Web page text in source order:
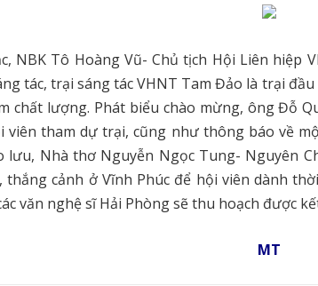
NBK Tô Hoàng Vũ- Chủ tịch Hội Liên hiệp
tác, trại sáng tác VHNT Tam Đảo là trại
chất lượng. Phát biểu chào mừng, ông Đỗ
viên tham dự trại, cũng như thông báo về
lưu, Nhà thơ Nguyễn Ngọc Tung- Nguyên
thắng cảnh ở Vĩnh Phúc để hội viên dành
văn nghệ sĩ Hải Phòng sẽ thu hoạch được
MT